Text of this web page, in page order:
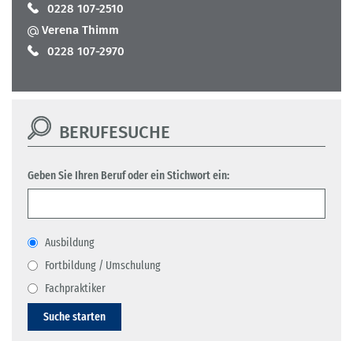
0228 107-2510
Verena Thimm
0228 107-2970
BERUFESUCHE
Geben Sie Ihren Beruf oder ein Stichwort ein:
Ausbildung
Fortbildung / Umschulung
Fachpraktiker
Suche starten